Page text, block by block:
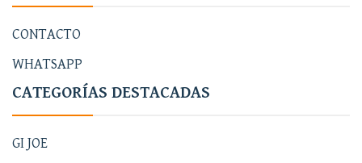
CONTACTO
WHATSAPP
CATEGORÍAS DESTACADAS
GI JOE